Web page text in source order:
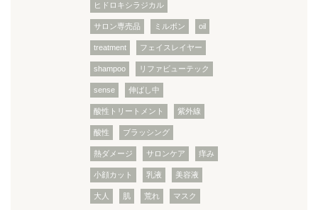
ヒドロキシラジカル
サロン専売品 ミルボン oil
treatment フェイスレイヤー
shampoo リファビューテック
sense 伸ばし中
酸性トリートメント 紫外線
酸性 ブラッシング
熱ダメージ サロンケア 痒み
小顔カット 乳液 美容液
大人 肌 荒れ マスク